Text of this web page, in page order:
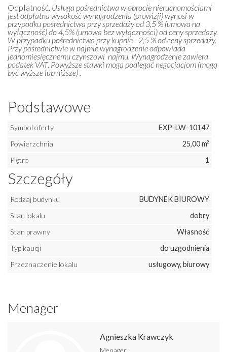
Odpłatność. Usługa pośrednictwa w obrocie nieruchomościami
jest odpłatna wysokość wynagrodzenia (prowizji) wynosi w
przypadku pośrednictwa przy sprzedaży od 3,5 % (umowa na
wyłączność) do 4,5% (umowa bez wyłączności) od ceny sprzedaży.
W przypadku pośrednictwa przy kupnie - 2,5 % od ceny sprzedaży.
Przy pośrednictwie w najmie wynagrodzenie odpowiada
jednomiesięcznemu czynszowi najmu. Wynagrodzenie zawiera
podatek VAT. Powyższe stawki mogą podlegać negocjacjom (mogą
być wyższe lub niższe) .
Podstawowe
Symbol oferty
EXP-LW-10147
Powierzchnia
25,00 m²
Piętro
1
Szczegóły
Rodzaj budynku
BUDYNEK BIUROWY
Stan lokalu
dobry
Stan prawny
Własność
Typ kaucji
do uzgodnienia
Przeznaczenie lokalu
usługowy, biurowy
Menager
Agnieszka Krawczyk